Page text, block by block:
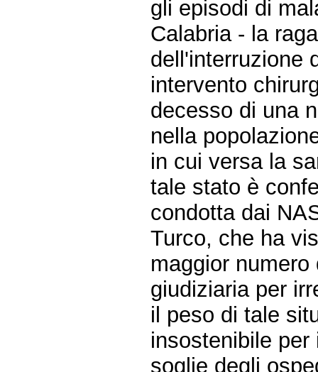
gli episodi di
Calabria - la
dell'interruzione
intervento
decesso di una
nella
in cui versa la
tale stato è
condotta dai
Turco, che ha
maggior
giudiziaria per
il peso di tale
insostenibile
soglie degli